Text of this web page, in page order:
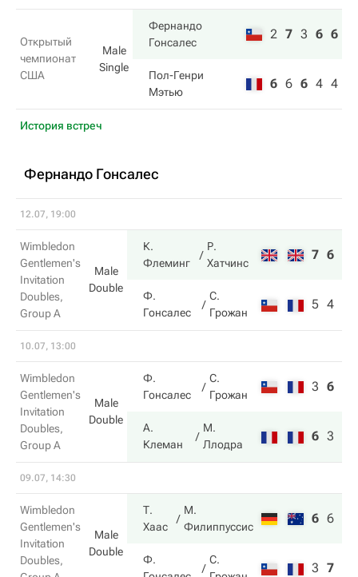
Открытый
чемпионат
США
Male
Single
Фернандо
Гонсалес
2 7 3 6 6
Пол-Генри
Мэтью
6 6 6 4 4
История встреч
Фернандо Гонсалес
12.07, 19:00
Wimbledon
Gentlemen's
Invitation
Doubles,
Group A
Male
Double
К.
Флеминг
Р.
Хатчинс
7 6
Ф.
Гонсалес
С.
Грожан
5 4
10.07, 13:00
Wimbledon
Gentlemen's
Invitation
Doubles,
Group A
Male
Double
Ф.
Гонсалес
С.
Грожан
3 6
А.
Клеман
М.
Ллодра
6 3
09.07, 14:30
Wimbledon
Gentlemen's
Invitation
Doubles,
Male
Double
Т.
Хаас
М.
Филиппуссис
6 6
Ф.
С.
3 7